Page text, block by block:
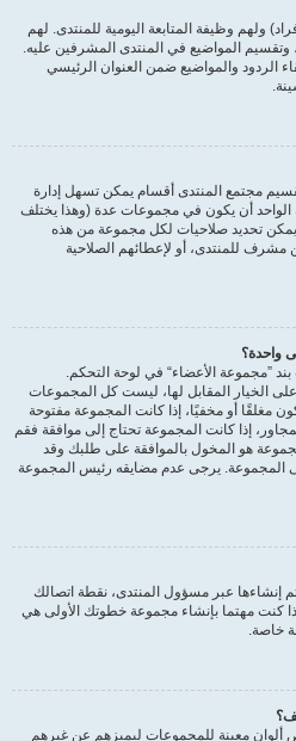
ولهم وظيفة المتابعة اليومية للمنتدى. لهم
وتقسيم المواضيع في المنتدى المشرفين عليه.
والمواضيع ضمن العنوان الرئيسي
مجتمع المنتدى أقسام يمكن تسهل إدارة
الواحد أن يكون في مجموعات عدة (وهذا يختلف
ويمكن تحديد صلاحيات لكل مجموعة من هذه
للمنتدى، أو لإعطائهم الصلاحية
واحدة؟
”مجموعة الأعضاء“ في لوحة التحكم.
الخيار المقابل لها، ليست كل المجموعات
مغلقًا أو مخفيًا، إذا كانت المجموعة مفتوحة
إذا كانت المجموعة تحتاج إلى موافقة فقم
هو المخول بالموافقة على طلبك وقد
المجموعة. يرجى عدم مضايقه رئيس المجموعة
إنشاءها عبر مسؤول المنتدى، نقطة اتصالك
كنت مهتما بإنشاء مجموعة خطوتك الأولى هي
خاصة.
معينة للمجموعات ليميزهم عن غيرهم